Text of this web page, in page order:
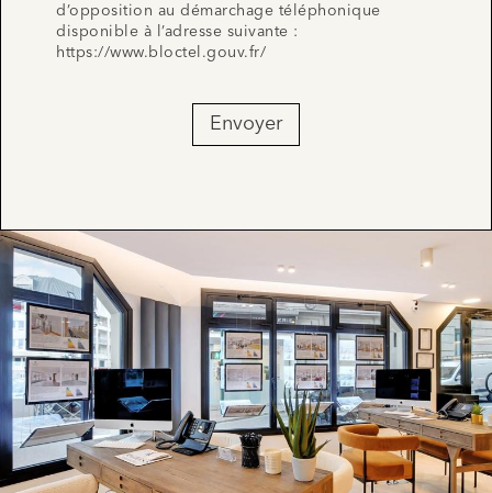
d’opposition au démarchage téléphonique
disponible à l’adresse suivante :
https://www.bloctel.gouv.fr/
Envoyer